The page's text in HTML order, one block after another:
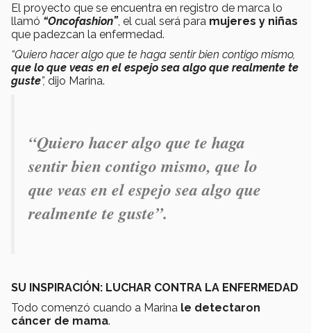
El proyecto que se encuentra en registro de marca lo
llamó “Oncofashion”, el cual será para mujeres y niñas
que padezcan la enfermedad.
“Quiero hacer algo que te haga sentir bien contigo mismo,
que lo que veas en el espejo sea algo que realmente te
guste”, dijo Marina.
“Quiero hacer algo que te haga
sentir bien contigo mismo, que lo
que veas en el espejo sea algo que
realmente te guste”.
SU INSPIRACIÓN: LUCHAR CONTRA LA ENFERMEDAD
Todo comenzó cuando a Marina le detectaron
cáncer de mama.